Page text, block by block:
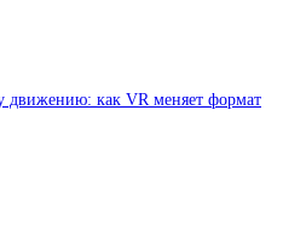
движению: как VR меняет формат